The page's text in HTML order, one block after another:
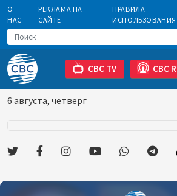
О
НАС
РЕКЛАМА НА
САЙТЕ
ПРАВИЛА
ИСПОЛЬЗОВАНИЯ
CBC TV CBC
6 августа, четверг